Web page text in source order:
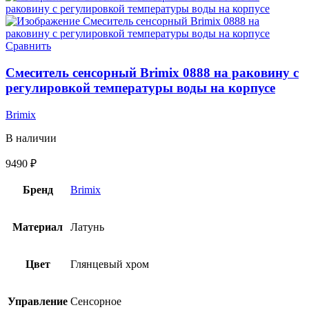
Сравнить
Смеситель сенсорный Brimix 0888 на раковину с
регулировкой температуры воды на корпусе
Brimix
В наличии
9490 ₽
Бренд Brimix
Материал Латунь
Цвет Глянцевый хром
Управление Сенсорное